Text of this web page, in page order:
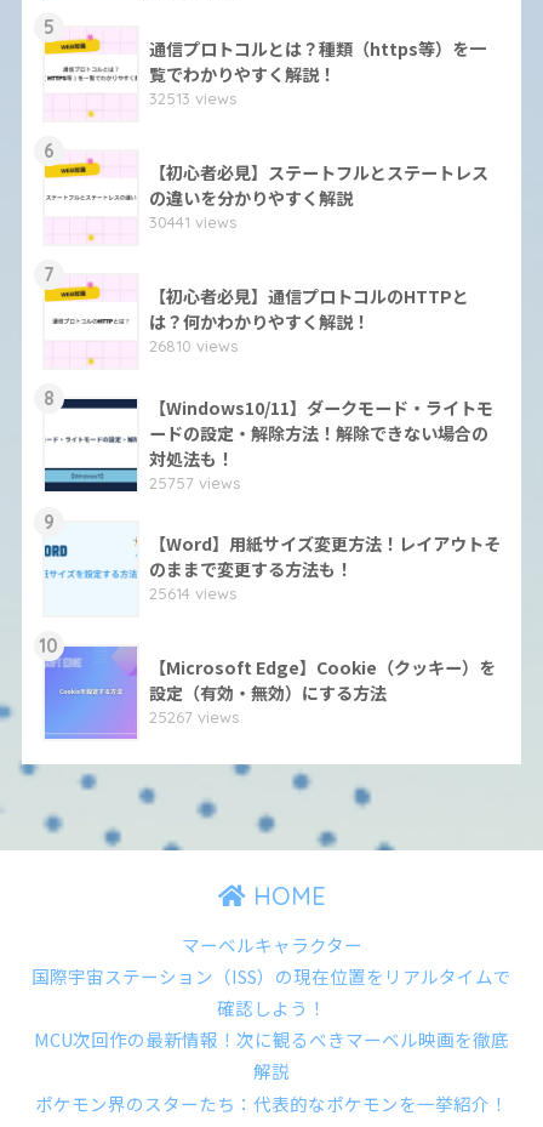
5
通信プロトコルとは？種類（https等）を一
覧でわかりやすく解説！
32513 views
6
【初心者必見】ステートフルとステートレス
の違いを分かりやすく解説
30441 views
7
【初心者必見】通信プロトコルのHTTPと
は？何かわかりやすく解説！
26810 views
8
【Windows10/11】ダークモード・ライトモ
ードの設定・解除方法！解除できない場合の
対処法も！
25757 views
9
【Word】用紙サイズ変更方法！レイアウトそ
のままで変更する方法も！
25614 views
10
【Microsoft Edge】Cookie（クッキー）を
設定（有効・無効）にする方法
25267 views
HOME
マーベルキャラクター
国際宇宙ステーション（ISS）の現在位置をリアルタイムで
確認しよう！
MCU次回作の最新情報！次に観るべきマーベル映画を徹底
解説
ポケモン界のスターたち：代表的なポケモンを一挙紹介！